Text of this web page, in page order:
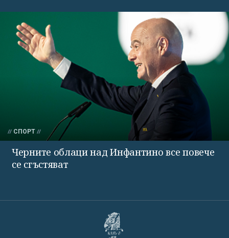
СПОРТ
Черните облаци над Инфантино все повече
се сгъстяват